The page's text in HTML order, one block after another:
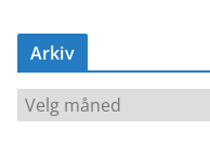
Arkiv
A